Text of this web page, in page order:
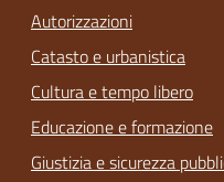
Autorizzazioni
Catasto e urbanistica
Cultura e tempo libero
Educazione e formazione
Giustizia e sicurezza